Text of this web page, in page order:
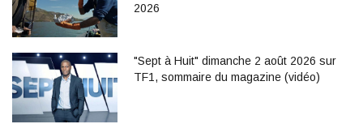
2026
"Sept à Huit" dimanche 2 août 2026 sur
TF1, sommaire du magazine (vidéo)